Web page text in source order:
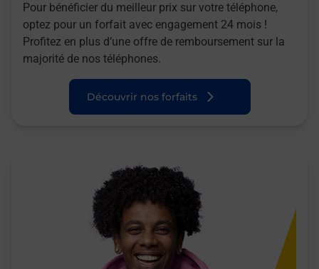
Pour bénéficier du meilleur prix sur votre téléphone,
optez pour un forfait avec engagement 24 mois !
Profitez en plus d’une offre de remboursement sur la
majorité de nos téléphones.
Découvrir nos forfaits